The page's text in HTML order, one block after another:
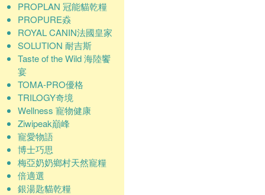
PROPLAN 冠能貓乾糧
PROPURE猋
ROYAL CANIN法國皇家
SOLUTION 耐吉斯
Taste of the Wild 海陸饗
宴
TOMA-PRO優格
TRILOGY奇境
Wellness 寵物健康
Ziwipeak巔峰
寵愛物語
博士巧思
梅亞奶奶鄉村天然寵糧
倍適選
銀湯匙貓乾糧